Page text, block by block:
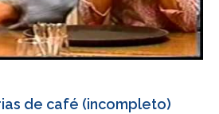
de café (incompleto)